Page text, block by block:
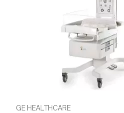
GE HEALTHCARE